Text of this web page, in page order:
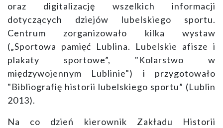
oraz digitalizację wszelkich informacji
dotyczących dziejów lubelskiego sportu.
Centrum zorganizowało kilka wystaw
(„Sportowa pamięć Lublina. Lubelskie afisze i
plakaty sportowe”, "Kolarstwo w
międzywojennym Lublinie") i przygotowało
"Bibliografię historii lubelskiego sportu” (Lublin
2013).
Na co dzień kierownik Zakładu Historii